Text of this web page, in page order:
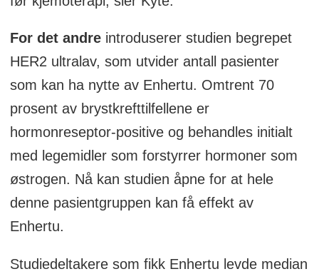
For det andre introduserer studien begrepet
HER2 ultralav, som utvider antall pasienter
som kan ha nytte av Enhertu. Omtrent 70
prosent av brystkrefttilfellene er
hormonreseptor-positive og behandles initialt
med legemidler som forstyrrer hormoner som
østrogen. Nå kan studien åpne for at hele
denne pasientgruppen kan få effekt av
Enhertu.
Studiedeltakere som fikk Enhertu levde median